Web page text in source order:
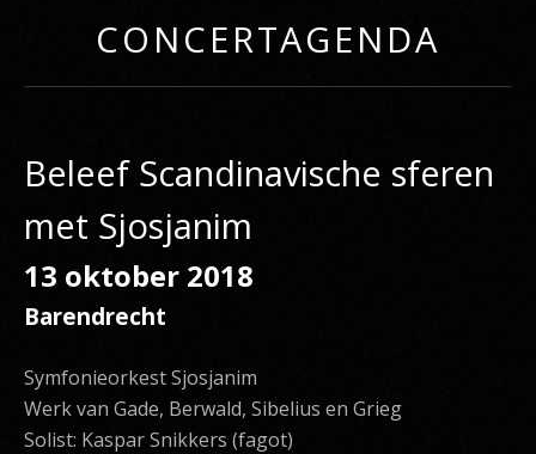
CONCERTAGENDA
Beleef Scandinavische sferen
met Sjosjanim
13 oktober 2018
Barendrecht
Symfonieorkest Sjosjanim
Werk van Gade, Berwald, Sibelius en Grieg
Solist: Kaspar Snikkers (fagot)